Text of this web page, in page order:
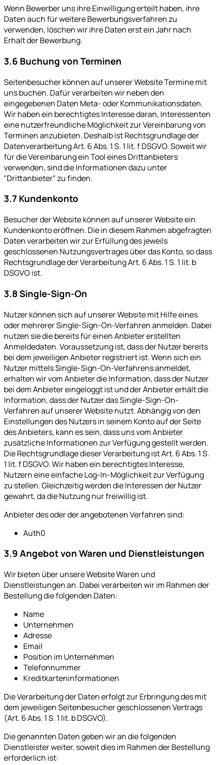
Wenn Bewerber uns ihre Einwilligung erteilt haben, ihre
Daten auch für weitere Bewerbungsverfahren zu
verwenden, löschen wir ihre Daten erst ein Jahr nach
Erhalt der Bewerbung.
3.6 Buchung von Terminen
Seitenbesucher können auf unserer Website Termine mit
uns buchen. Dafür verarbeiten wir neben den
eingegebenen Daten Meta- oder Kommunikationsdaten.
Wir haben ein berechtigtes Interesse daran, Interessenten
eine nutzerfreundliche Möglichkeit zur Vereinbarung von
Terminen anzubieten. Deshalb ist Rechtsgrundlage der
Datenverarbeitung Art. 6 Abs. 1 S. 1 lit. f DSGVO. Soweit wir
für die Vereinbarung ein Tool eines Drittanbieters
verwenden, sind die Informationen dazu unter
"Drittanbieter" zu finden.
3.7 Kundenkonto
Besucher der Website können auf unserer Website ein
Kundenkonto eröffnen. Die in diesem Rahmen abgefragten
Daten verarbeiten wir zur Erfüllung des jeweils
geschlossenen Nutzungsvertrages über das Konto, so dass
Rechtsgrundlage der Verarbeitung Art. 6 Abs. 1 S. 1 lit. b
DSGVO ist.
3.8 Single-Sign-On
Nutzer können sich auf unserer Website mit Hilfe eines
oder mehrerer Single-Sign-On-Verfahren anmelden. Dabei
nutzen sie die bereits für einen Anbieter erstellten
Anmeldedaten. Voraussetzung ist, dass der Nutzer bereits
bei dem jeweiligen Anbieter registriert ist. Wenn sich ein
Nutzer mittels Single-Sign-On-Verfahrens anmeldet,
erhalten wir vom Anbieter die Information, dass der Nutzer
bei dem Anbieter eingeloggt ist und der Anbieter erhält die
Information, dass der Nutzer das Single-Sign-On-
Verfahren auf unserer Website nutzt. Abhängig von den
Einstellungen des Nutzers in seinem Konto auf der Seite
des Anbieters, kann es sein, dass uns vom Anbieter
zusätzliche Informationen zur Verfügung gestellt werden.
Die Rechtsgrundlage dieser Verarbeitung ist Art. 6 Abs. 1 S.
1 lit. f DSGVO. Wir haben ein berechtigtes Interesse,
Nutzern eine einfache Log-In-Möglichkeit zur Verfügung
zu stellen. Gleichzeitig werden die Interessen der Nutzer
gewahrt, da die Nutzung nur freiwillig ist.
Anbieter des oder der angebotenen Verfahren sind:
Auth0
3.9 Angebot von Waren und Dienstleistungen
Wir bieten über unsere Website Waren und
Dienstleistungen an. Dabei verarbeiten wir im Rahmen der
Bestellung die folgenden Daten:
Name
Unternehmen
Adresse
Email
Position im Unternehmen
Telefonnummer
Kreditkarteninformationen
Die Verarbeitung der Daten erfolgt zur Erbringung des mit
dem jeweiligen Seitenbesucher geschlossenen Vertrags
(Art. 6 Abs. 1 S. 1 lit. b DSGVO).
Die genannten Daten geben wir an die folgenden
Dienstleister weiter, soweit dies im Rahmen der Bestellung
erforderlich ist: